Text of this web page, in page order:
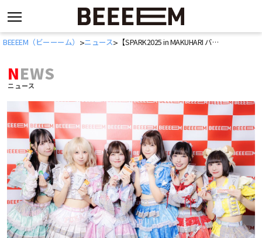
コ
ッ
BEEEEM（ビーーーム） >ニュース> 【SPARK2025 in MAKUHARI バックヤードインタビュー】クマリデパート「みんなでルンルンで行ったカフェがまさかの…」
NEWS
ニュース